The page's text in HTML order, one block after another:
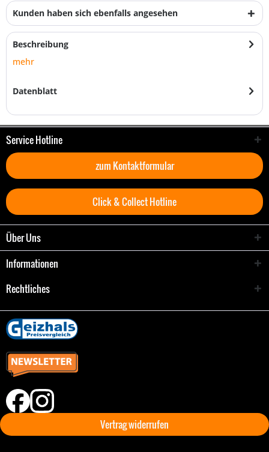
Kunden haben sich ebenfalls angesehen
Beschreibung
mehr
Datenblatt
Service Hotline
zum Kontaktformular
Click & Collect Hotline
Über Uns
Informationen
Rechtliches
Vertrag widerrufen